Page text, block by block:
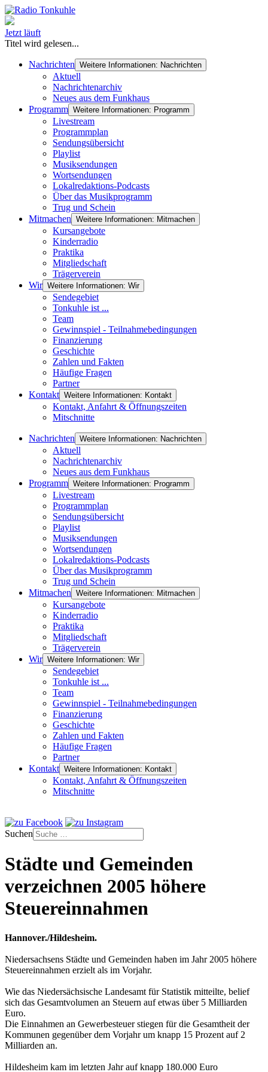
Jetzt läuft
Titel wird gelesen...
Nachrichten Weitere Informationen: Nachrichten
Aktuell
Nachrichtenarchiv
Neues aus dem Funkhaus
Programm Weitere Informationen: Programm
Livestream
Programmplan
Sendungsübersicht
Playlist
Musiksendungen
Wortsendungen
Lokalredaktions-Podcasts
Über das Musikprogramm
Trug und Schein
Mitmachen Weitere Informationen: Mitmachen
Kursangebote
Kinderradio
Praktika
Mitgliedschaft
Trägerverein
Wir Weitere Informationen: Wir
Sendegebiet
Tonkuhle ist ...
Team
Gewinnspiel - Teilnahmebedingungen
Finanzierung
Geschichte
Zahlen und Fakten
Häufige Fragen
Partner
Kontakt Weitere Informationen: Kontakt
Kontakt, Anfahrt & Öffnungszeiten
Mitschnitte
Nachrichten Weitere Informationen: Nachrichten
Aktuell
Nachrichtenarchiv
Neues aus dem Funkhaus
Programm Weitere Informationen: Programm
Livestream
Programmplan
Sendungsübersicht
Playlist
Musiksendungen
Wortsendungen
Lokalredaktions-Podcasts
Über das Musikprogramm
Trug und Schein
Mitmachen Weitere Informationen: Mitmachen
Kursangebote
Kinderradio
Praktika
Mitgliedschaft
Trägerverein
Wir Weitere Informationen: Wir
Sendegebiet
Tonkuhle ist ...
Team
Gewinnspiel - Teilnahmebedingungen
Finanzierung
Geschichte
Zahlen und Fakten
Häufige Fragen
Partner
Kontakt Weitere Informationen: Kontakt
Kontakt, Anfahrt & Öffnungszeiten
Mitschnitte
Suchen
Städte und Gemeinden
verzeichnen 2005 höhere
Steuereinnahmen
Hannover./Hildesheim.
Niedersachsens Städte und Gemeinden haben im Jahr 2005 höhere
Steuereinnahmen erzielt als im Vorjahr.
Wie das Niedersächsische Landesamt für Statistik mitteilte, belief
sich das Gesamtvolumen an Steuern auf etwas über 5 Milliarden
Euro.
Die Einnahmen an Gewerbesteuer stiegen für die Gesamtheit der
Kommunen gegenüber dem Vorjahr um knapp 15 Prozent auf 2
Milliarden an.
Hildesheim kam im letzten Jahr auf knapp 180.000 Euro